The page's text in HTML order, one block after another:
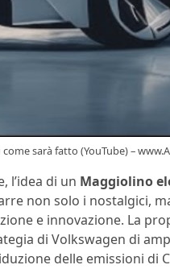
sarà fatto (YouTube) –
l’idea di un Maggiolino
non solo i nostalgici,
e innovazione. La
di Volkswagen di
delle emissioni di